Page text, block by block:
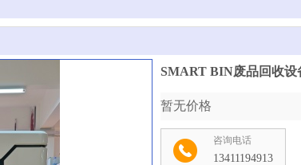
SMART BIN废品回收设
暂无价格
咨询电话
13411194913